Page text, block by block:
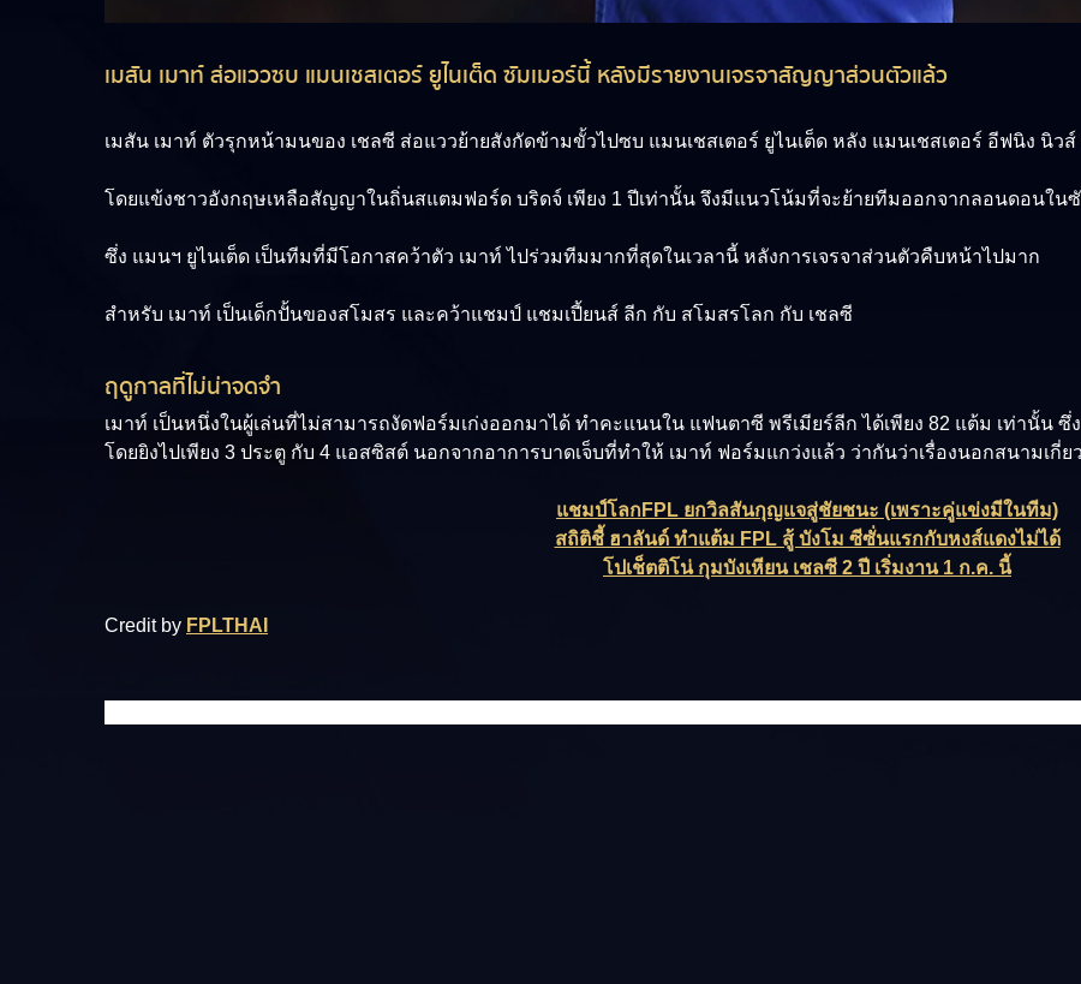
เมสัน เมาท์ ส่อแววซบ แมนเชสเตอร์ ยูไนเต็ด ซัมเมอร์นี้ หลังมีรายงานเจรจาสัญญาส่วนตัวแล้ว
เมสัน เมาท์ ตัวรุกหน้ามนของ เชลซี ส่อแววย้ายสังกัดข้ามขั้วไปซบ แมนเชสเตอร์ ยูไนเต็ด หลัง แมนเชสเตอร์ อีฟนิง นิว
โดยแข้งชาวอังกฤษเหลือสัญญาในถิ่นสแตมฟอร์ด บริดจ์ เพียง 1 ปีเท่านั้น จึงมีแนวโน้มที่จะย้ายทีมออกจากลอนดอนใน
ซึ่ง แมนฯ ยูไนเต็ด เป็นทีมที่มีโอกาสคว้าตัว เมาท์ ไปร่วมทีมมากที่สุดในเวลานี้ หลังการเจรจาส่วนตัวคืบหน้าไปมาก
สำหรับ เมาท์ เป็นเด็กปั้นของสโมสร และคว้าแชมป์ แชมเปี้ยนส์ ลีก กับ สโมสรโลก กับ เชลซี
ฤดูกาลที่ไม่น่าจดจำ
เมาท์ เป็นหนึ่งในผู้เล่นที่ไม่สามารถงัดฟอร์มเก่งออกมาได้ ทำคะแนนใน แฟนตาซี พรีเมียร์ลีก ได้เพียง 82 แต้ม เท่านั้
โดยยิงไปเพียง 3 ประตู กับ 4 แอสซิสต์ นอกจากอาการบาดเจ็บที่ทำให้ เมาท์ ฟอร์มแกว่งแล้ว ว่ากันว่าเรื่องนอกสนามเ
แชมป์โลกFPL ยกวิลสันกุญแจสู่ชัยชนะ (เพราะคู่แข่งมีในทีม)
สถิติชี้ ฮาลันด์ ทำแต้ม FPL สู้ บังโม ซีซั่นแรกกับหงส์แดงไม่ได้
โปเช็ตติโน่ กุมบังเหียน เชลซี 2 ปี เริ่มงาน 1 ก.ค. นี้
Credit by FPLTHAI